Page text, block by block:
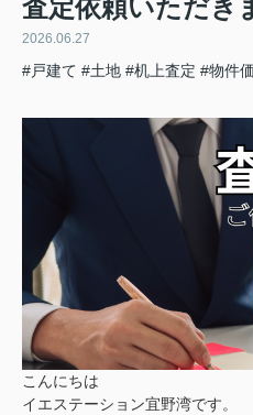
査定依頼いただ
2026.06.27
#戸建て #土地 #机上査定 #物件
こんにちは
イエステーション宜野湾です。